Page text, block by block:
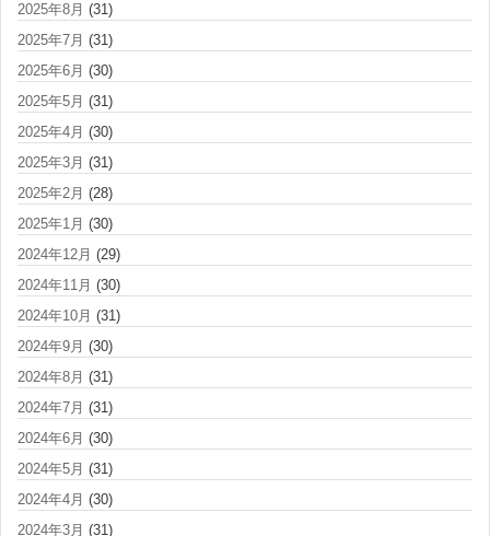
2025年8月 (31)
2025年7月 (31)
2025年6月 (30)
2025年5月 (31)
2025年4月 (30)
2025年3月 (31)
2025年2月 (28)
2025年1月 (30)
2024年12月 (29)
2024年11月 (30)
2024年10月 (31)
2024年9月 (30)
2024年8月 (31)
2024年7月 (31)
2024年6月 (30)
2024年5月 (31)
2024年4月 (30)
2024年3月 (31)